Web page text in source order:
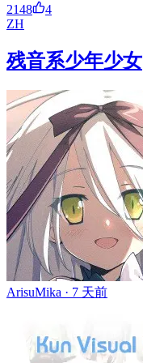
2148
4
ZH
残音系少年少女
ArisuMika · 7 天前